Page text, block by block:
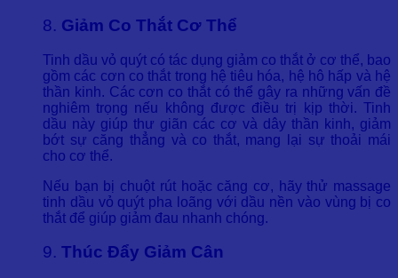
8. Giảm Co Thắt Cơ Thể
Tinh dầu vỏ quýt có tác dụng giảm co thắt ở cơ thể, bao
gồm các cơn co thắt trong hệ tiêu hóa, hệ hô hấp và hệ
thần kinh. Các cơn co thắt có thể gây ra những vấn đề
nghiêm trọng nếu không được điều trị kịp thời. Tinh
dầu này giúp thư giãn các cơ và dây thần kinh, giảm
bớt sự căng thẳng và co thắt, mang lại sự thoải mái
cho cơ thể.
Nếu bạn bị chuột rút hoặc căng cơ, hãy thử massage
tinh dầu vỏ quýt pha loãng với dầu nền vào vùng bị co
thắt để giúp giảm đau nhanh chóng.
9. Thúc Đẩy Giảm Cân